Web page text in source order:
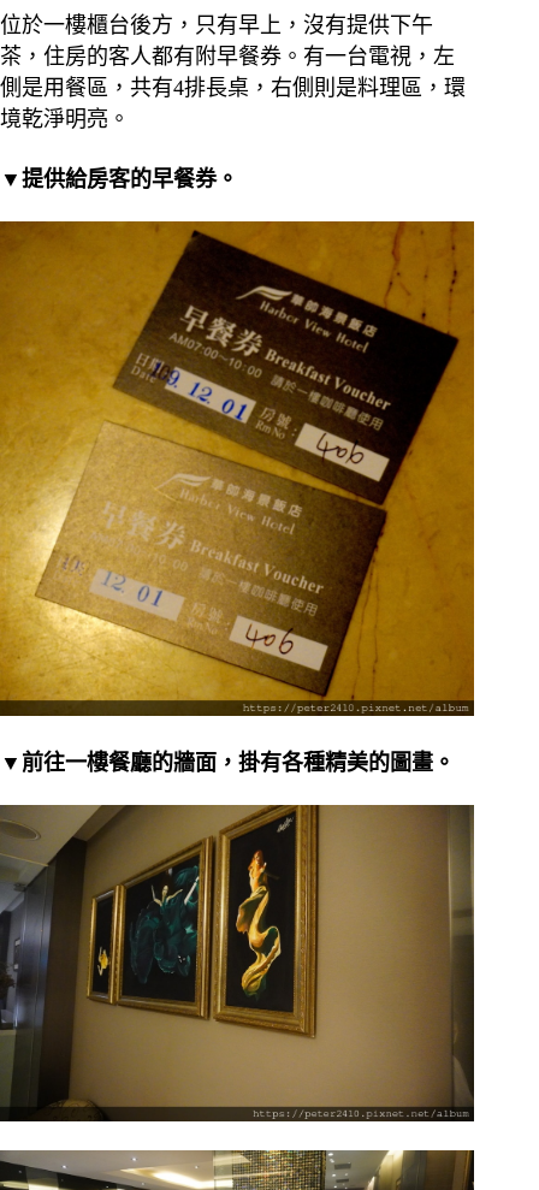
位於一樓櫃台後方，只有早上，沒有提供下午
茶，住房的客人都有附早餐券。有一台電視，左
側是用餐區，共有4排長桌，右側則是料理區，環
境乾淨明亮。
▼提供給房客的早餐券。
▼前往一樓餐廳的牆面，掛有各種精美的圖畫。